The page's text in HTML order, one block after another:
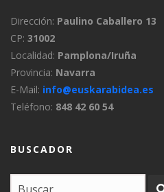
Dirección: Paulino Caballero 13
CP: 31002
Localidad: Pamplona/Iruña
Provincia: Navarra
E-Mail: info@euskarabidea.es
Teléfono: 848 42 60 54
BUSCADOR